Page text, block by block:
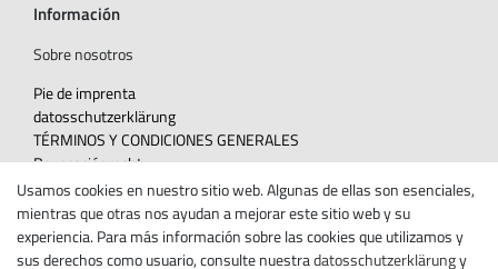
Información
Sobre nosotros
Pie de imprenta
datos­schutz­erklärung
TÉRMINOS Y CONDICIONES GENERALES
Revocación­recht
Withdraw from contract here
Contacte con
Boletín de noticias
Usamos cookies en nuestro sitio web. Algunas de ellas son esenciales,
mientras que otras nos ayudan a mejorar este sitio web y su
experiencia. Para más información sobre las cookies que utilizamos y
sus derechos como usuario, consulte nuestradatos­schutz­erklärungy